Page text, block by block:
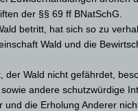
der §§ 69 ff BNatSchG.
betritt, hat sich so zu
Wald und die
der Wald nicht gefährdet,
andere schutzwürdige
und die Erholung Anderer